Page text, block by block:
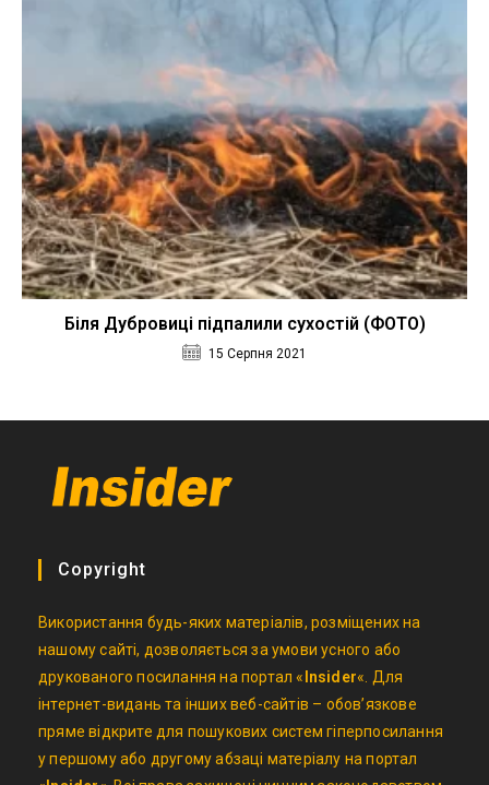
Біля Дубровиці підпалили сухостій (ФОТО)
15 Серпня 2021
Copyright
Використання будь-яких матеріалів, розміщених на
нашому сайті, дозволяється за умови усного або
друкованого посилання на портал « Insider«. Для
інтернет-видань та інших веб-сайтів – обов’язкове
пряме відкрите для пошукових систем гіперпосилання
у першому або другому абзаці матеріалу на портал